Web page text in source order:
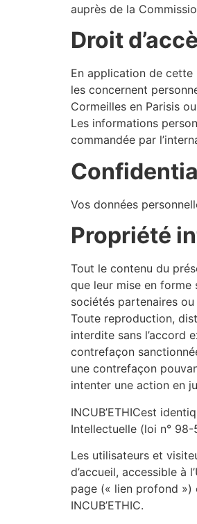
auprès de la
Droit
En application de cette
les concernent
Cormeilles en Parisis
Les informations
commandée par
Vos données
Propriété
Tout le contenu du
que leur mise en forme
sociétés partenaires ou
Toute reproduction,
interdite sans l’accord
contrefaçon
une contrefaçon
intenter une action en
INCUB’ETHICest
Intellectuelle (loi n°
Les utilisateurs et
d’accueil, accessible à
page (« lien profond »)
INCUB’ETHIC.